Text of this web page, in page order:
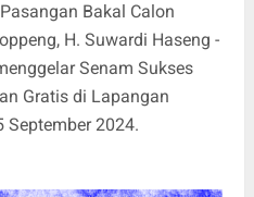
Bakal Calon
H. Suwardi Haseng -
Senam Sukses
Gratis di Lapangan
September 2024.